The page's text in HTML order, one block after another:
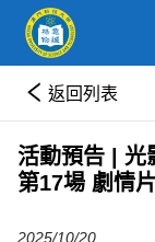
返回列表
活動預告 | 光
第17場 劇情
2025/10/20